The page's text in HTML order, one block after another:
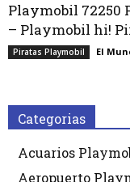
Playmobil 72250
– Playmobil hi!
Piratas Playmobil El
Categorias
Acuarios
Aeropuerto